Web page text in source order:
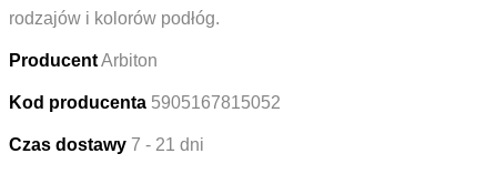
rodzajów i kolorów podłóg.
Producent Arbiton
Kod producenta 5905167815052
Czas dostawy 7 - 21 dni